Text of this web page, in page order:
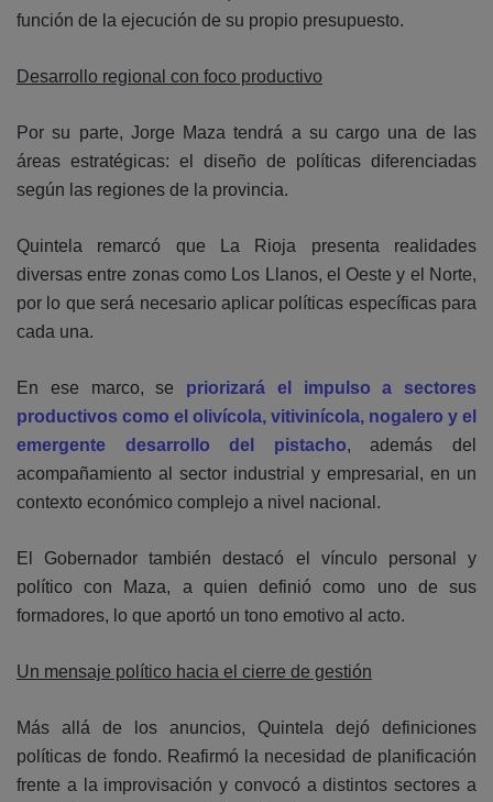
función de la ejecución de su propio presupuesto.
Desarrollo regional con foco productivo
Por su parte, Jorge Maza tendrá a su cargo una de las
áreas estratégicas: el diseño de políticas diferenciadas
según las regiones de la provincia.
Quintela remarcó que La Rioja presenta realidades
diversas entre zonas como Los Llanos, el Oeste y el Norte,
por lo que será necesario aplicar políticas específicas para
cada una.
En ese marco, se priorizará el impulso a sectores
productivos como el olivícola, vitivinícola, nogalero y el
emergente desarrollo del pistacho, además del
acompañamiento al sector industrial y empresarial, en un
contexto económico complejo a nivel nacional.
El Gobernador también destacó el vínculo personal y
político con Maza, a quien definió como uno de sus
formadores, lo que aportó un tono emotivo al acto.
Un mensaje político hacia el cierre de gestión
Más allá de los anuncios, Quintela dejó definiciones
políticas de fondo. Reafirmó la necesidad de planificación
frente a la improvisación y convocó a distintos sectores a